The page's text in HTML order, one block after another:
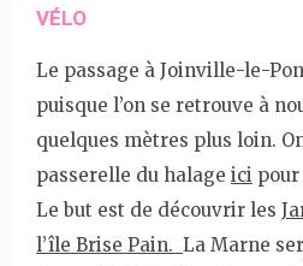
VÉLO
Le passage à Joinville-le-
puisque l’on se retrouve à
quelques mètres plus loin.
passerelle du halage ici
Le but est de découvrir les
l’île Brise Pain. La Marne